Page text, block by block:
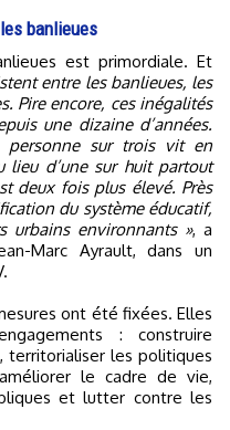
banlieues
entre les banlieues, les
Pire encore, ces inégalités
une dizaine d’années.
personne sur trois vit en
lieu d’une sur huit partout
deux fois plus élevé. Près
du système éducatif,
urbains environnants », a
Marc Ayrault, dans un
ont été fixées. Elles
: construire
les politiques
le cadre de vie,
et lutter contre les